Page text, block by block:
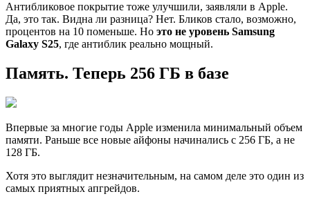
Антибликовое покрытие тоже улучшили, заявляли в Apple.
Да, это так. Видна ли разница? Нет. Бликов стало, возможно,
процентов на 10 поменьше. Но это не уровень Samsung
Galaxy S25, где антиблик реально мощный.
Память. Теперь 256 ГБ в базе
Впервые за многие годы Apple изменила минимальный объем
памяти. Раньше все новые айфоны начинались с 256 ГБ, а не
128 ГБ.
Хотя это выглядит незначительным, на самом деле это один из
самых приятных апгрейдов.